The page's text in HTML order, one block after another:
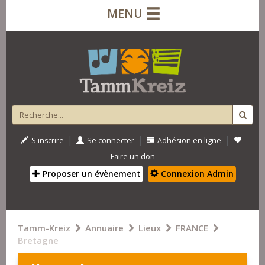
MENU
S'inscrire | Se connecter | Adhésion en ligne |
Faire un don
Proposer un évènement Connexion Admin
Tamm-Kreiz Annuaire Lieux
FRANCE
Bretagne